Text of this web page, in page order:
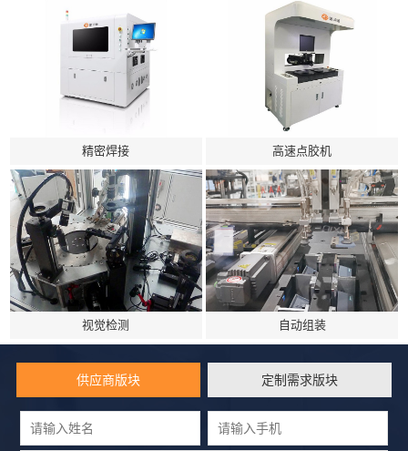
精密焊接 高速点胶机
视觉检测 自动组装
供应商版块 定制需求版块